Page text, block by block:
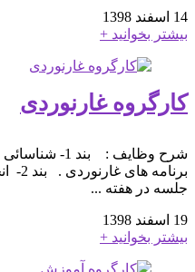
14 اسفند 1398
بیشتر بخوانید +
کارگروه غارنوردی
شرح وظایف :
جلسه در هفته ...
19 اسفند 1398
بیشتر بخوانید +